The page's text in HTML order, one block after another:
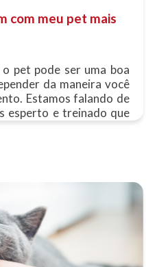
com meu pet mais
pet pode ser uma boa
da maneira você
Estamos falando de
esperto e treinado que